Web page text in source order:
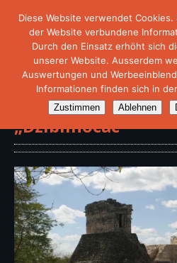
Archäologische
„Dzibilnocac“
Diese Website verwendet
der Website verbundene
Durch den Einsatz erhöht sich
unserer Website. Ausserdem
Auswertungen und
Informationen finden sich in
Zustimmen Ablehnen